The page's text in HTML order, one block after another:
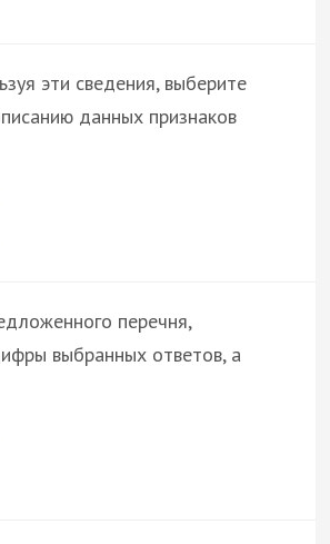
эти сведения, выберите
данных признаков
перечня,
выбранных ответов, а